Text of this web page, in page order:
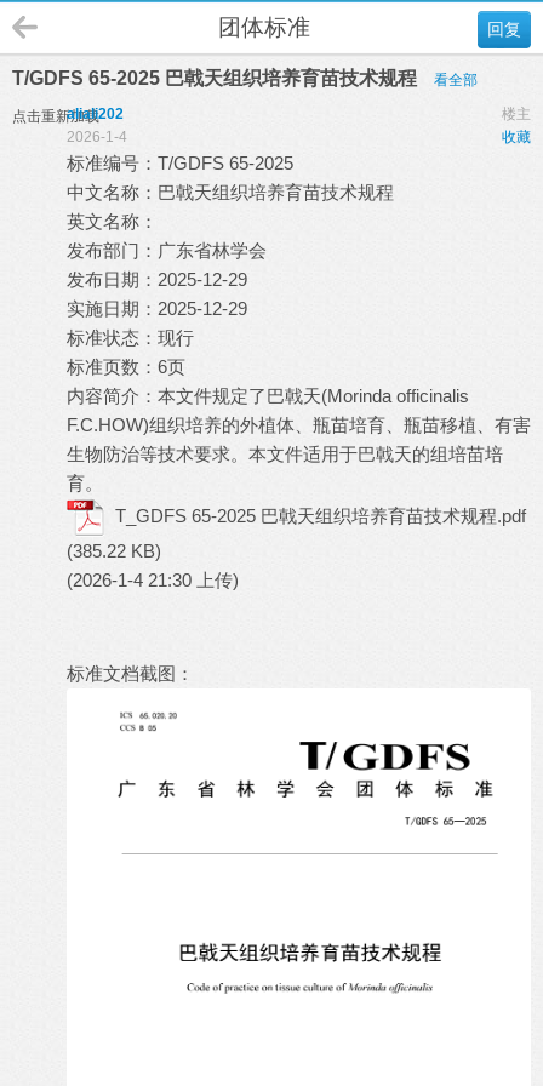
回复
团体标准
T/GDFS 65-2025 巴戟天组织培养育苗技术规程 看全部
点击重新加载 楼主
aliali202
收藏
2026-1-4
标准编号：T/GDFS 65-2025
中文名称：巴戟天组织培养育苗技术规程
英文名称：
发布部门：广东省林学会
发布日期：2025-12-29
实施日期：2025-12-29
标准状态：现行
标准页数：6页
内容简介：本文件规定了巴戟天(Morinda officinalis
F.C.HOW)组织培养的外植体、瓶苗培育、瓶苗移植、有害
生物防治等技术要求。本文件适用于巴戟天的组培苗培
育。
T_GDFS 65-2025 巴戟天组织培养育苗技术规程.pdf
(385.22 KB)
(2026-1-4 21:30 上传)
标准文档截图：